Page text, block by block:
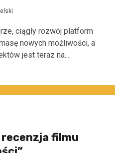
ciągły rozwój platform
nowych możliwości, a
jest teraz na...
recenzja filmu